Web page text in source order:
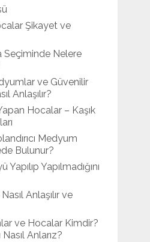
Şikayet ve
Seçiminde Nelere
ve Güvenilir
Anlaşılır?
Hocalar – Kaşık
Medyum
Bulunur?
Yapılmadığını
Anlaşılır ve
ve Hocalar Kimdir?
Anlarız?